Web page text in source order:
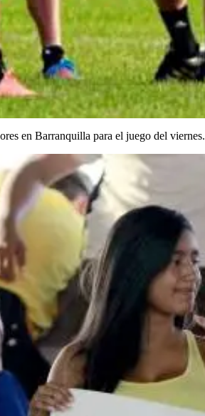
en Barranquilla para el juego del viernes.